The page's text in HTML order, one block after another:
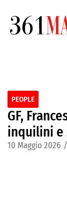
PEOPLE
GF,
inquilini e
10 Maggio 2026 /